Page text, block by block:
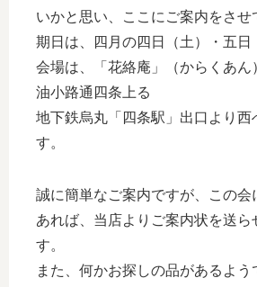
いかと思い、ここにご案内をさせ
期日は、四月の四日（土）・五日
会場は、「花絡庵」（からくあ
油小路通四条上る
地下鉄烏丸「四条駅」出口より西
す。
誠に簡単なご案内ですが、この会
あれば、当店よりご案内状を送ら
す。
また、何かお探しの品があるよ